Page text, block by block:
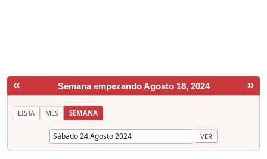
« »
Semana empezando Agosto 18, 2024
LISTA MES SEMANA